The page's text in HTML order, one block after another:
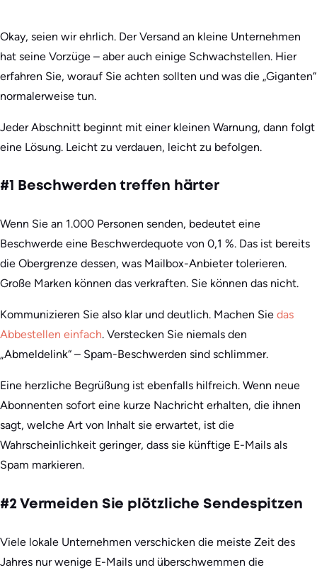
Okay, seien wir ehrlich. Der Versand an kleine Unternehmen
hat seine Vorzüge – aber auch einige Schwachstellen. Hier
erfahren Sie, worauf Sie achten sollten und was die „Giganten“
normalerweise tun.
Jeder Abschnitt beginnt mit einer kleinen Warnung, dann folgt
eine Lösung. Leicht zu verdauen, leicht zu befolgen.
#1 Beschwerden treffen härter
Wenn Sie an 1.000 Personen senden, bedeutet eine
Beschwerde eine Beschwerdequote von 0,1 %. Das ist bereits
die Obergrenze dessen, was Mailbox-Anbieter tolerieren.
Große Marken können das verkraften. Sie können das nicht.
Kommunizieren Sie also klar und deutlich. Machen Sie das
Abbestellen einfach. Verstecken Sie niemals den
„Abmeldelink“ – Spam-Beschwerden sind schlimmer.
Eine herzliche Begrüßung ist ebenfalls hilfreich. Wenn neue
Abonnenten sofort eine kurze Nachricht erhalten, die ihnen
sagt, welche Art von Inhalt sie erwartet, ist die
Wahrscheinlichkeit geringer, dass sie künftige E-Mails als
Spam markieren.
#2 Vermeiden Sie plötzliche Sendespitzen
Viele lokale Unternehmen verschicken die meiste Zeit des
Jahres nur wenige E-Mails und überschwemmen die